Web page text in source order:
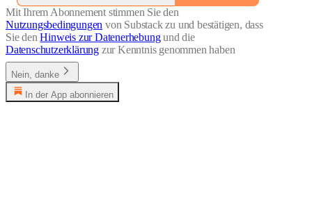
Mit Ihrem Abonnement stimmen Sie den
Nutzungsbedingungen von Substack zu und bestätigen, dass
Sie denHinweis zur Datenerhebungund die
Datenschutzerklärung zur Kenntnis genommen haben
Nein, danke
In der App abonnieren